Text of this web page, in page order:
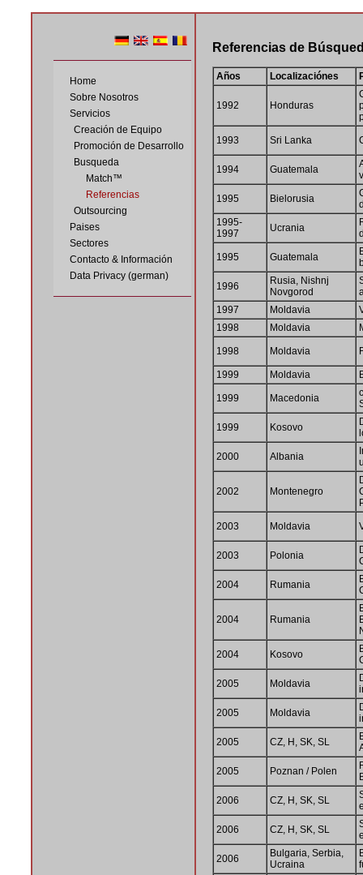
Home
Sobre Nosotros
Servicios
Creación de Equipo
Promoción de Desarrollo
Busqueda
Match™
Referencias
Outsourcing
Paises
Sectores
Contacto & Información
Data Privacy (german)
Referencias de
Años Localizaciónes
1992 Honduras
1993 Sri Lanka
1994 Guatemala
1995 Bielorusia
1995-
1997
Ucrania
1995 Guatemala
1996
Rusia, Nishnj
Novgorod
1997
Moldavia
1998
Moldavia
1998 Moldavia
1999 Moldavia
1999 Macedonia
1999 Kosovo
2000 Albania
2002 Montenegro
2003 Moldavia
2003 Polonia
2004 Rumania
2004 Rumania
2004 Kosovo
2005 Moldavia
2005 Moldavia
2005 CZ, H, SK, SL
2005 Poznan / Polen
2006 CZ, H, SK, SL
2006 CZ, H, SK, SL
2006
Bulgaria, Serbia,
Ucraina